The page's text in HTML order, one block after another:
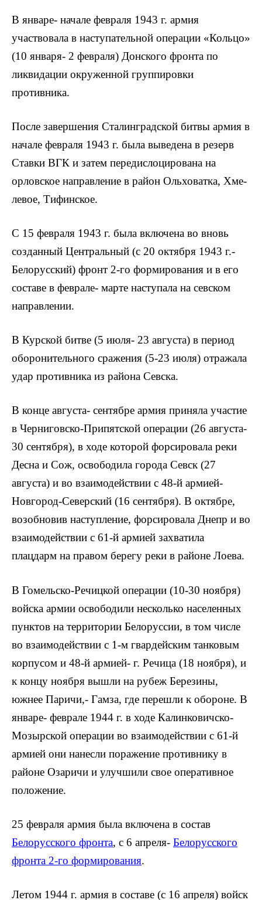
В январе- начале февраля 1943 г. армия
участвовала в наступательной операции «Кольцо»
(10 января- 2 февра­ля) Донского фронта по
ликвидации окруженной группировки
противника.
После завершения Сталинградской битвы армия в
начале февраля 1943 г. была выведена в резерв
Ставки ВГК и затем передислоцирована на
орловское направление в район Ольховатка, Хме­
левое, Тифинское.
С 15 февраля 1943 г. была включена во вновь
созданный Центральный (с 20 октября 1943 г.-
Белорусский) фронт 2-го формирования и в его
соста­ве в феврале- марте наступала на севском
направлении.
В Курской битве (5 июля- 23 авгус­та) в период
оборонительного сражения (5-23 июля) отражала
удар противника из района Севска.
В конце августа- сентябре армия приняла участие
в Черниговско-Припятской операции (26 августа-
30 сентяб­ря), в ходе которой форсировала реки
Десна и Сож, освободила города Севск (27
августа) и во взаимодействии с 48-й армией-
Новгород-Северский (16 сен­тября). В октябре,
возобновив наступление, форсировала Днепр и во
взаимодей­ствии с 61-й армией захватила
плацдарм на правом берегу реки в районе Лоева.
В Гомельско-Речицкой операции (10-30 ноября)
войска армии освободили несколько населенных
пунктов на тер­ритории Белоруссии, в том числе
во взаимодействии с 1-м гвардейским танко­вым
корпусом и 48-й армией- г. Речица (18 ноября), и
к концу ноября вышли на рубеж Березины,
южнее Паричи,- Гамза, где перешли к обороне. В
январе- феврале 1944 г. в ходе Калинковичско-
Мозырской операции во взаимодействии с 61-й
армией они нанесли поражение противнику в
райо­не Озаричи и улучшили свое оператив­ное
положение.
25 февраля армия была включена в состав
Белорусского фронта, с 6 апре­ля- Белорусского
фронта 2-го форми­рования.
Летом 1944 г. армия в составе (с 16 ап­реля) войск